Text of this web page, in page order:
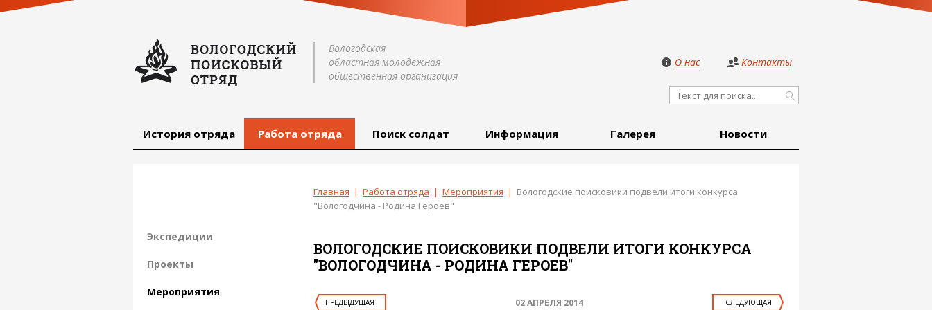
Вологодская
областная молодежная
общественная организация
О нас Контакты
История отряда Работа отряда Поиск солдат Информация Галерея Новости
Главная | Работа отряда | Мероприятия | Вологодские поисковики подвели итоги конкурса
"Вологодчина - Родина Героев"
ВОЛОГОДСКИЕ ПОИСКОВИКИ ПОДВЕЛИ ИТОГИ КОНКУРСА
"ВОЛОГОДЧИНА - РОДИНА ГЕРОЕВ"
ПРЕДЫДУЩАЯ СЛЕДУЮЩАЯ
02 АПРЕЛЯ 2014
Экспедиции
Проекты
Мероприятия